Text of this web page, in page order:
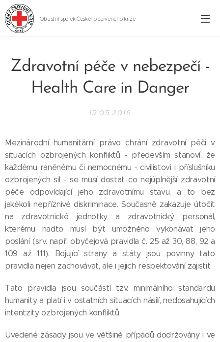
Oblastní spolek Českého červeného kříže
Zdravotní péče v nebezpečí -
Health Care in Danger
15.05.2016
Mezinárodní humanitární právo chrání zdravotní péči v
situacích ozbrojených konfliktů - především stanoví, že
každému raněnému či nemocnému - civilistovi i příslušníku
ozbrojených sil - se musí dostat co nejúplnější zdravotní
péče odpovídající jeho zdravotnímu stavu, a to bez
jakékoli nepříznivé diskriminace. Současně zakazuje útočit
na zdravotnické jednotky a zdravotnický personál,
kterému nadto musí být umožněno vykonávat jeho
poslání (srv. např. obyčejová pravidla č. 25 až 30, 88, 92 a
109 až 111). Bojující strany a státy jsou povinny tato
pravidla nejen zachovávat, ale i jejich respektování zajistit.
Tato pravidla jsou součástí tzv. minimálního standardu
humanity a platí i v ostatních situacích násilí, nedosahujících
intentzity ozbrojených konfliktů.
Uvedené zásady jsou ve většině případů dodržovány i ve